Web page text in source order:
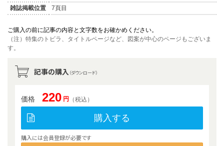
雑誌掲載位置
7頁目
ご購入の前に記事の内容と文字数をお確かめください。
（注）特集のトビラ、タイトルページなど、図案が中心のページもございま
す。
記事の購入 （ダウンロード）
価格 220 円 （税込）
購入する
購入には会員登録が必要です